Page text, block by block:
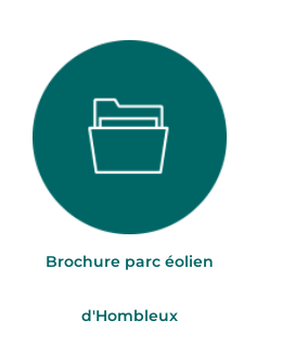
Brochure parc éolien
d'Hombleux